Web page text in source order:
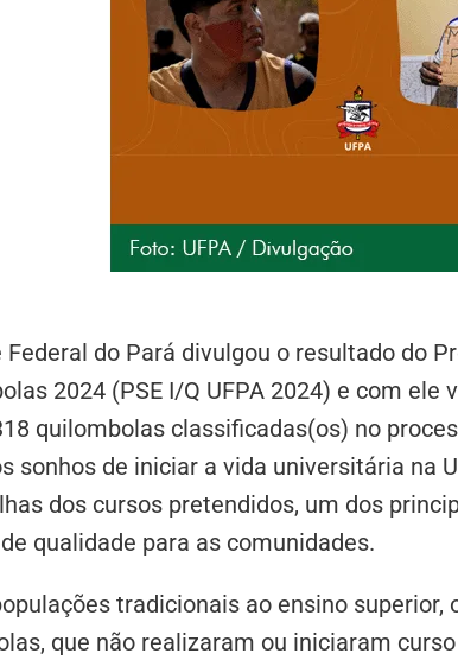
do Pará divulgou o resultado do
2024 (PSE I/Q UFPA 2024) e com ele
quilombolas classificadas(os) no
sonhos de iniciar a vida universitária na
dos cursos pretendidos, um dos
qualidade para as comunidades.
tradicionais ao ensino superior,
que não realizaram ou iniciaram